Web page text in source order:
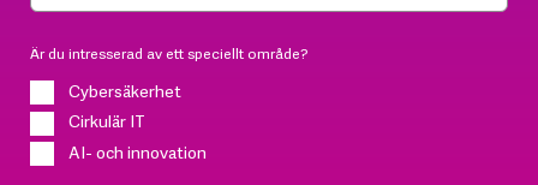
Är du intresserad av ett speciellt område?
Cybersäkerhet
Cirkulär IT
AI- och innovation